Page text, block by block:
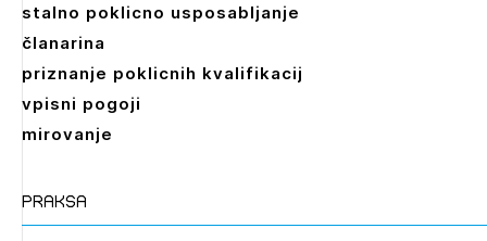
stalno poklicno usposabljanje
članarina
priznanje poklicnih kvalifikacij
vpisni pogoji
mirovanje
praksa